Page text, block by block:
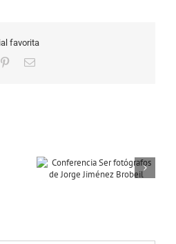
favorita
PinterestCorreo